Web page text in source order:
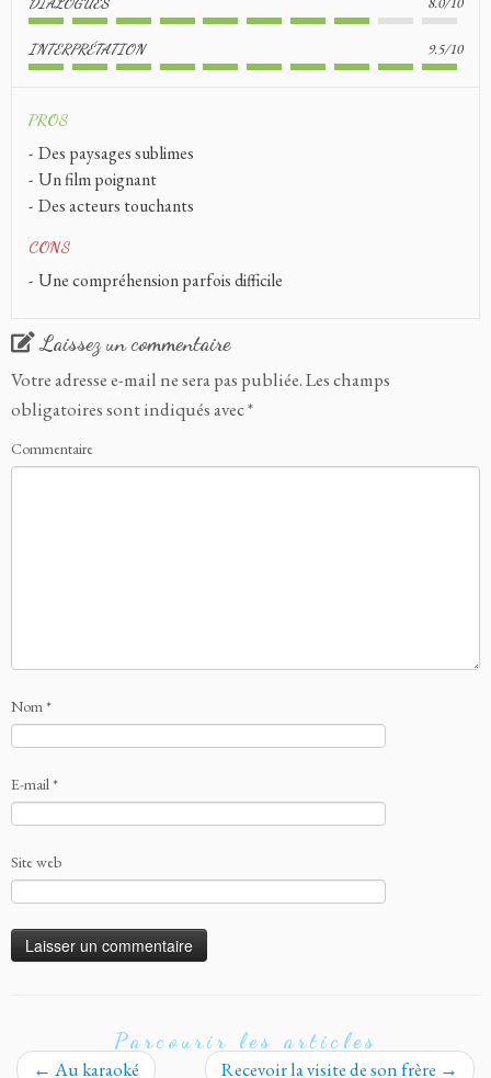
DIALOGUES
INTERPRÉTATION 9.5/10
PROS
Des paysages sublimes
Un film poignant
Des acteurs touchants
CONS
Une compréhension parfois difficile
Laissez un commentaire
Votre adresse e-mail ne sera pas publiée.Les champs
obligatoires sont indiqués avec*
Commentaire
Nom*
E-mail*
Site web
Parcourir les articles
← Au karaoké Recevoir la visite de son frère →